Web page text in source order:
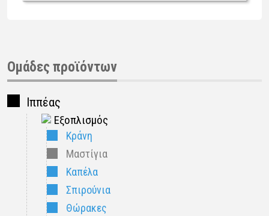
Ομάδες προϊόντων
Ιππέας
Εξοπλισμός
Κράνη
Μαστίγια
Καπέλα
Σπιρούνια
Θώρακες